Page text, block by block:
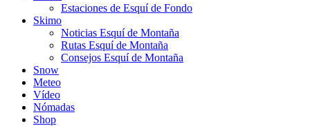
Estaciones de Esquí de Fondo
Skimo
Noticias Esquí de Montaña
Rutas Esquí de Montaña
Consejos Esquí de Montaña
Snow
Meteo
Vídeo
Nómadas
Shop